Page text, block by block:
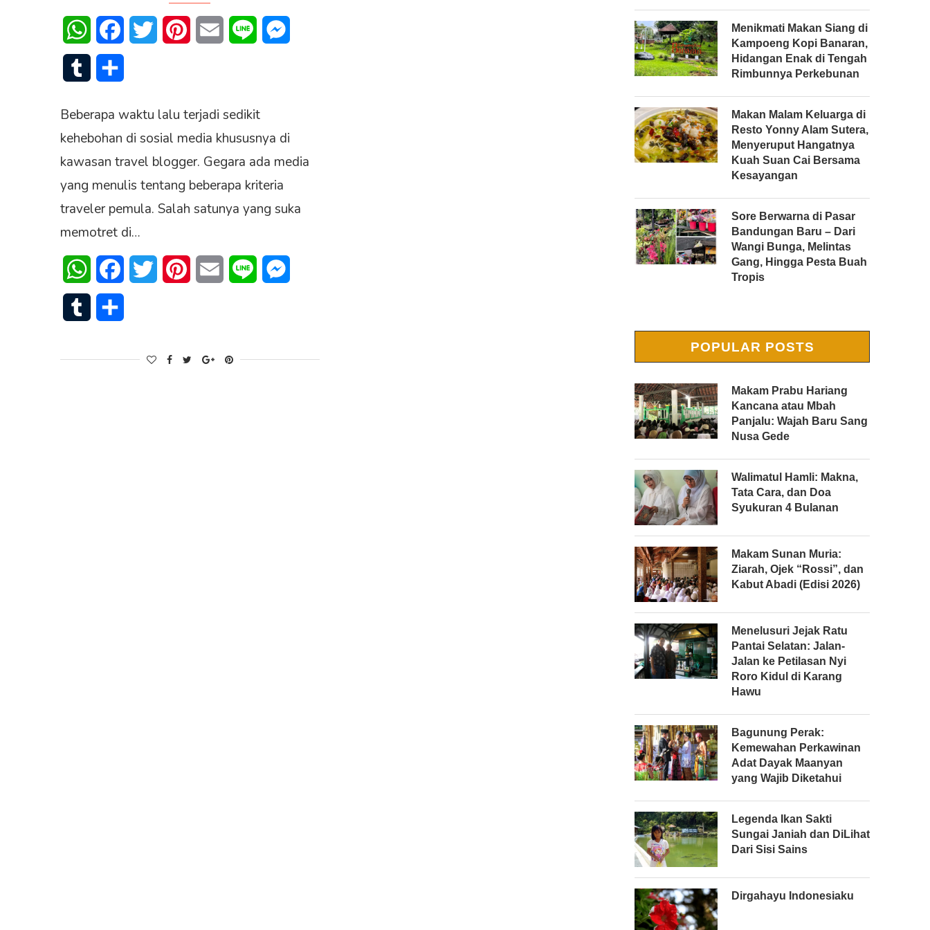
WhatsAppFacebookTwitter PinterestEmail Line
Tumblr
Beberapa waktu lalu terjadi sedikit
kehebohan di sosial media khususnya di
kawasan travel blogger. Gegara ada media
yang menulis tentang beberapa kriteria
traveler pemula. Salah satunya yang suka
memotret di…
WhatsAppFacebookTwitter PinterestEmail Line
Tumblr
Menikmati Makan Siang di
Kampoeng Kopi Banaran,
Hidangan Enak di Tengah
Rimbunnya Perkebunan
Makan Malam Keluarga di
Resto Yonny Alam Sutera,
Menyeruput Hangatnya
Kuah Suan Cai Bersama
Kesayangan
Sore Berwarna di Pasar
Bandungan Baru – Dari
Wangi Bunga, Melintas
Gang, Hingga Pesta Buah
Tropis
POPULAR POSTS
Makam Prabu Hariang
Kancana atau Mbah
Panjalu: Wajah Baru Sang
Nusa Gede
Walimatul Hamli: Makna,
Tata Cara, dan Doa
Syukuran 4 Bulanan
Makam Sunan Muria:
Ziarah, Ojek “Rossi”, dan
Kabut Abadi (Edisi 2026)
Menelusuri Jejak Ratu
Pantai Selatan: Jalan-
Jalan ke Petilasan Nyi
Roro Kidul di Karang
Hawu
Bagunung Perak:
Kemewahan Perkawinan
Adat Dayak Maanyan
yang Wajib Diketahui
Legenda Ikan Sakti
Sungai Janiah dan DiLihat
Dari Sisi Sains
Dirgahayu Indonesiaku